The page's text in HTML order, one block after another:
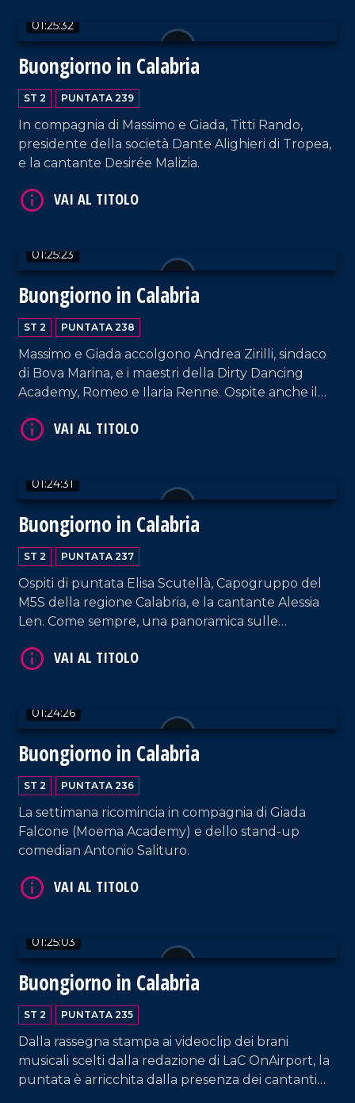
01:25:32
Buongiorno in Calabria
ST 2 PUNTATA 239
In compagnia di Massimo e Giada, Titti Rando,
presidente della società Dante Alighieri di Tropea,
e la cantante Desirée Malizia.
01:25:23
Buongiorno in Calabria
ST 2 PUNTATA 238
Massimo e Giada accolgono Andrea Zirilli, sindaco
di Bova Marina, e i maestri della Dirty Dancing
Academy, Romeo e Ilaria Renne. Ospite anche il
01:24:31
Buongiorno in Calabria
ST 2 PUNTATA 237
Ospiti di puntata Elisa Scutellà, Capogruppo del
M5S della regione Calabria, e la cantante Alessia
Len. Come sempre, una panoramica sulle
01:24:26
Buongiorno in Calabria
ST 2 PUNTATA 236
La settimana ricomincia in compagnia di Giada
Falcone (Moema Academy) e dello stand-up
comedian Antonio Salituro.
01:25:03
Buongiorno in Calabria
ST 2 PUNTATA 235
Dalla rassegna stampa ai videoclip dei brani
musicali scelti dalla redazione di LaC OnAirport, la
puntata è arricchita dalla presenza dei cantanti
VAI AL TITOLO
VAI AL TITOLO
VAI AL TITOLO
VAI AL TITOLO
VAI AL TITOLO
VAI AL TITOLO